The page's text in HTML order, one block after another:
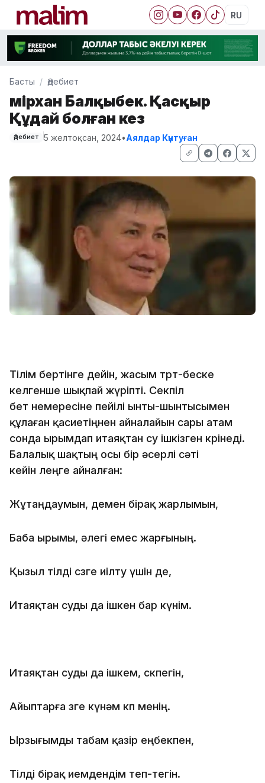
RU
Басты Әдебиет
Әмірхан Балқыбек. Қасқыр
Құдай болған кез
Әдебиет 5 желтоқсан, 2024•Аялдар Күнтуған
Тiлiм бертiнге дейiн, жасым төрт-беске
келгенше шықпай жүрiптi. Секпiл
бет немересiне пейiлi ынты-шынтысымен
құлаған қасиетiңнен айналайын сары атам
сонда ырымдап итаяқтан су iшкiзген көрiнедi.
Балалық шақтың осы бiр әсерлi сәтi
кейiн өлеңге айналған:
Жұтаңдаумын, демен бiрақ жарлымын,
Баба ырымы, әлегi емес жарғының.
Қызыл тiлдi сөзге иiлту үшiн де,
Итаяқтан суды да iшкен бар күнiм.
Итаяқтан суды да iшкем, сөкпегiн,
Айыптарға өзге күнәм көп менiң.
Ырзығымды табам қазiр еңбекпен,
Тiлдi бiрақ иемдендiм теп-тегiн.